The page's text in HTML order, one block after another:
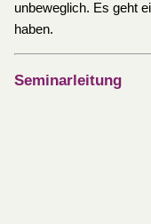
unbeweglich. Es geht
haben.
Seminarleitung